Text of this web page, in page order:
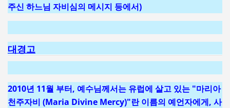
주신 하느님 자비심의 메시지 등에서)
대경고
2010년 11월 부터, 예수님께서는 유럽에 살고 있는 "마리아
천주자비 (Maria Divine Mercy)"란 이름의 예언자에게, 사